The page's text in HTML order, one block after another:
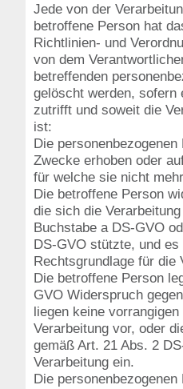
Jede von der
betroffene Person hat
Richtlinien- und
von dem
betreffenden
gelöscht werden, sofern
zutrifft und soweit die
ist:
Die
Zwecke erhoben oder
für welche sie nicht
Die betroffene Person
die sich die
Buchstabe a DS-GVO
DS-GVO stützte, und
Rechtsgrundlage für die
Die betroffene Person
GVO Widerspruch
liegen keine
Verarbeitung vor, oder
gemäß Art. 21 Abs. 2
Verarbeitung ein.
Die